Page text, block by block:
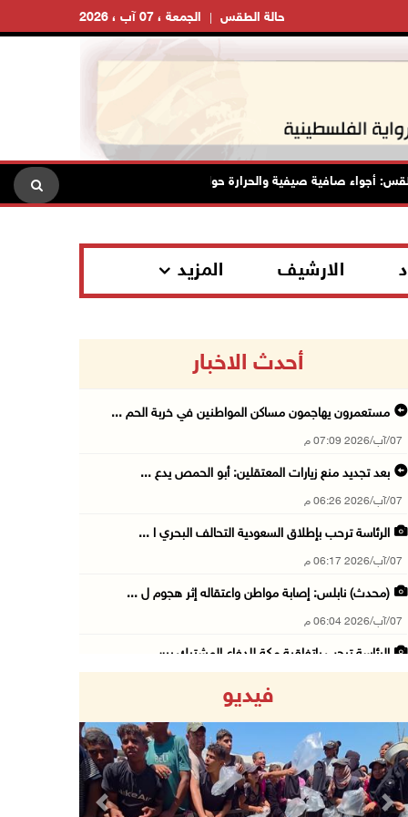
الجمعة ، 07 آب ، 2026 حالة الطقس
صافية صيفية والحرارة حول معدلها العام محافظة القدس:
الارشيف المزيد
أحدث الاخبار
مستعمرون يهاجمون مساكن المواطنين في خربة الحم ...
07/آب/2026 07:09 م
بعد تجديد منع زيارات المعتقلين: أبو الحمص يدع ...
07/آب/2026 06:26 م
الرئاسة ترحب بإطلاق السعودية التحالف البحري ا ...
07/آب/2026 06:17 م
(محدث) نابلس: إصابة مواطن واعتقاله إثر هجوم ل ...
07/آب/2026 06:04 م
الرئاسة ترحب باتفاقية مكة للدفاع المشترك بين ...
07/آب/2026 04:57 م
بيروت: اللجنة الفنية للمجلس الوطني تناقش التر ...
07/آب/2026 03:31 م
فيديو
Previous Next